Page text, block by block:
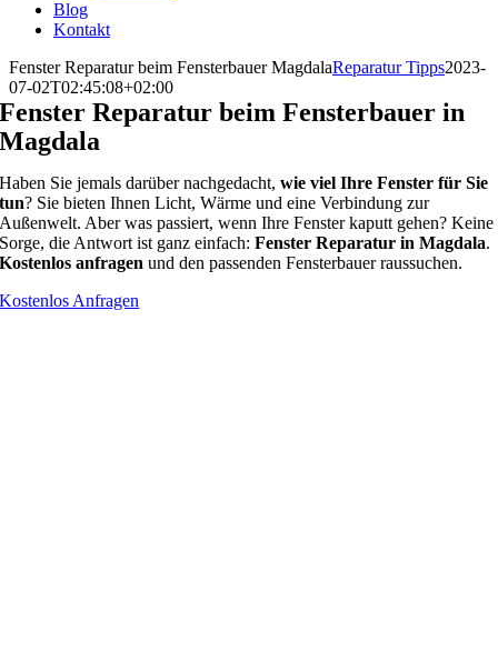
Blog
Kontakt
Fenster Reparatur beim Fensterbauer MagdalaReparatur Tipps2023-
07-02T02:45:08+02:00
Fenster Reparatur beim Fensterbauer in
Magdala
Haben Sie jemals darüber nachgedacht,wie viel Ihre Fenster für Sie
tun? Sie bieten Ihnen Licht, Wärme und eine Verbindung zur
Außenwelt. Aber was passiert, wenn Ihre Fenster kaputt gehen? Keine
Sorge, die Antwort ist ganz einfach: Fenster Reparatur in Magdala.
Kostenlos anfragen und den passenden Fensterbauer raussuchen.
Kostenlos Anfragen